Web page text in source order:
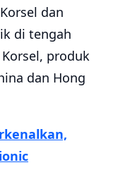
dan
di tengah
produk
dan Hong